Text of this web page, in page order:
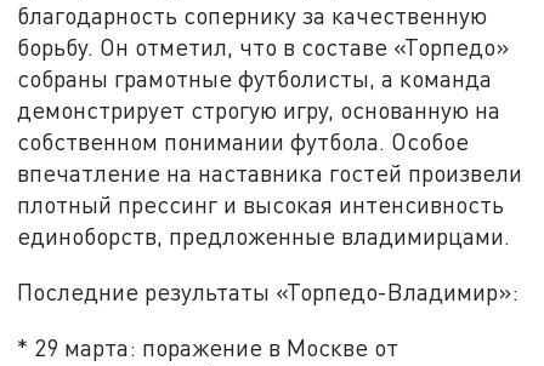
благодарность сопернику за качественную
борьбу. Он отметил, что в составе «Торпедо»
собраны грамотные футболисты, а команда
демонстрирует строгую игру, основанную на
собственном понимании футбола. Особое
впечатление на наставника гостей произвели
плотный прессинг и высокая интенсивность
единоборств, предложенные владимирцами.
Последние результаты «Торпедо-Владимир»:
* 29 марта: поражение в Москве от